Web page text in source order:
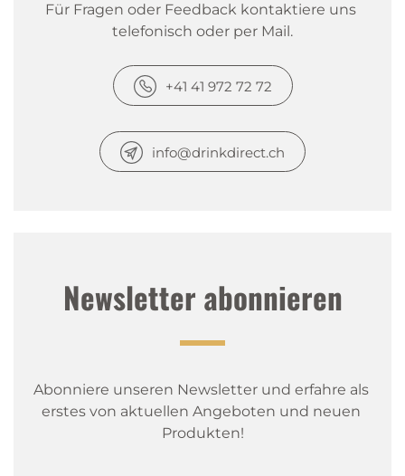
Für Fragen oder Feedback kontaktiere uns
telefonisch oder per Mail.
+41 41 972 72 72
info@drinkdirect.ch
Newsletter abonnieren
Abonniere unseren Newsletter und erfahre als
erstes von aktuellen Angeboten und neuen
Produkten!